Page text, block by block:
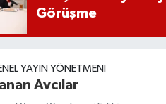
Görüşme
YAYIN YÖNETMENI
Avcılar